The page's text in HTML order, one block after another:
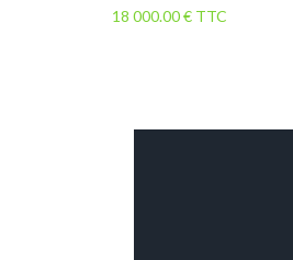
18 000.00 € TTC